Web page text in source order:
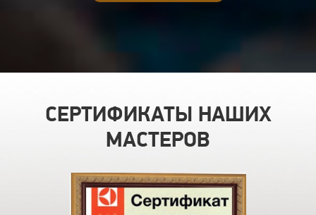
СЕРТИФИКАТЫ НАШИХ
МАСТЕРОВ